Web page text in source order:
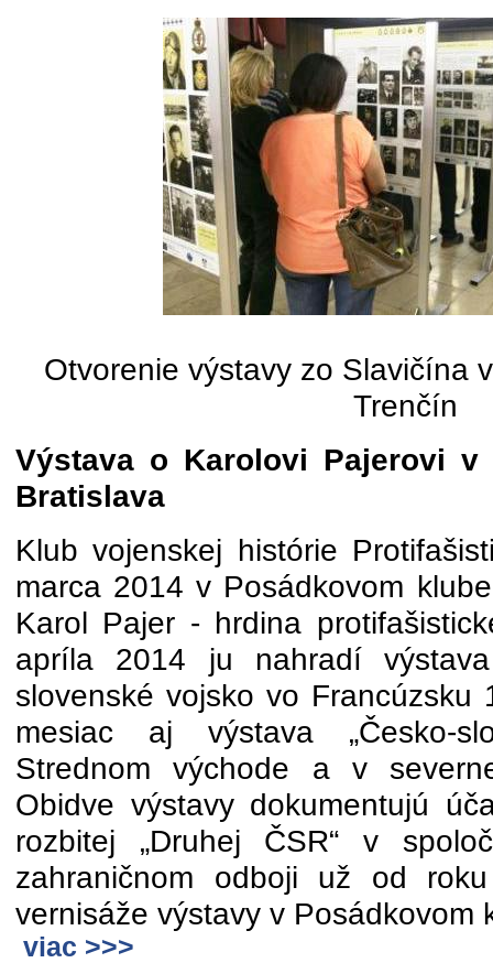
Otvorenie výstavy zo Slavičína
Trenčín
Výstava o Karolovi Pajerovi v
Bratislava
Klub vojenskej histórie
marca 2014 v Posádkovom
Karol Pajer - hrdina
apríla 2014 ju nahradí
slovenské vojsko vo
mesiac aj výstava „Česko-
Strednom východe a v
Obidve výstavy dokumentujú
rozbitej „Druhej ČSR“ v
zahraničnom odboji už od
vernisáže výstavy v Posádkovom
viac >>>